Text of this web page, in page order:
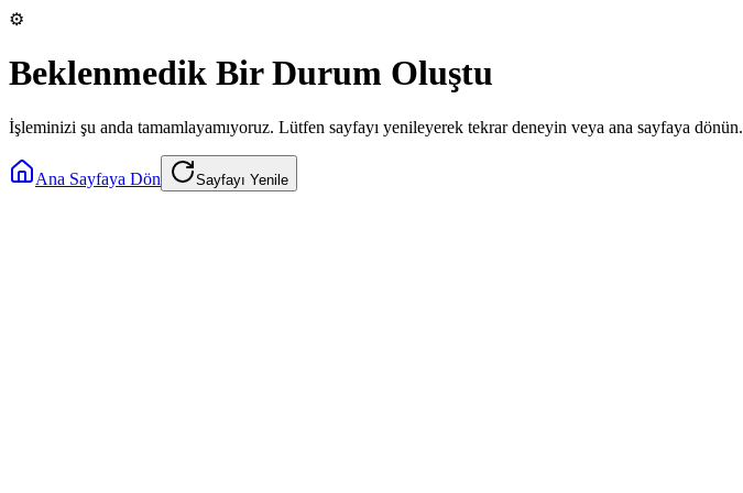
⚙️
Beklenmedik Bir Durum Oluştu
İşleminizi şu anda tamamlayamıyoruz. Lütfen sayfayı yenileyerek tekrar deneyin veya ana sayfaya dönün.
Ana Sayfaya Dön Sayfayı Yenile